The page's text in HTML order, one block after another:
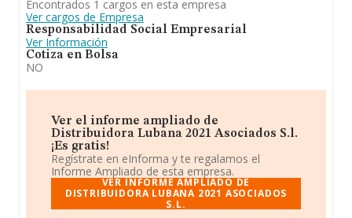
Encontrados 1 cargos en esta empresa
Ver cargos de Empresa
Responsabilidad Social Empresarial
Ver Información
Cotiza en Bolsa
NO
Ver el informe ampliado de
Distribuidora Lubana 2021 Asociados S.l.
¡Es gratis!
Regístrate en eInforma y te regalamos el
Informe Ampliado de esta empresa.
VER INFORME AMPLIADO DE
DISTRIBUIDORA LUBANA 2021 ASOCIADOS
S.L.